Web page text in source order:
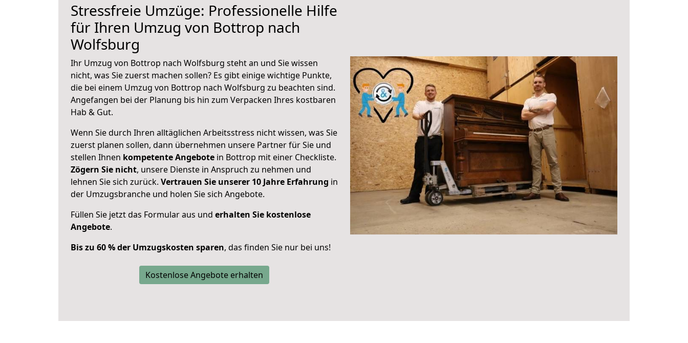
Stressfreie Umzüge: Professionelle Hilfe
für Ihren Umzug von Bottrop nach
Wolfsburg
Ihr Umzug von Bottrop nach Wolfsburg steht an und Sie wissen
nicht, was Sie zuerst machen sollen? Es gibt einige wichtige Punkte,
die bei einem Umzug von Bottrop nach Wolfsburg zu beachten sind.
Angefangen bei der Planung bis hin zum Verpacken Ihres kostbaren
Hab & Gut.
Wenn Sie durch Ihren alltäglichen Arbeitsstress nicht wissen, was Sie
zuerst planen sollen, dann übernehmen unsere Partner für Sie und
stellen Ihnen kompetente Angebote in Bottrop mit einer Checkliste.
Zögern Sie nicht, unsere Dienste in Anspruch zu nehmen und
lehnen Sie sich zurück. Vertrauen Sie unserer 10 Jahre Erfahrung in
der Umzugsbranche und holen Sie sich Angebote.
Füllen Sie jetzt das Formular aus und erhalten Sie kostenlose
Angebote.
Bis zu 60 % der Umzugskosten sparen, das finden Sie nur bei uns!
Kostenlose Angebote erhalten